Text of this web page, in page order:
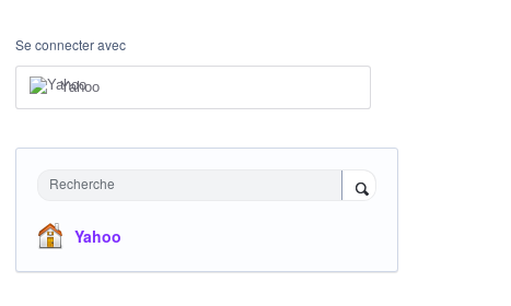
Se connecter avec
Yahoo
Recherche
Yahoo